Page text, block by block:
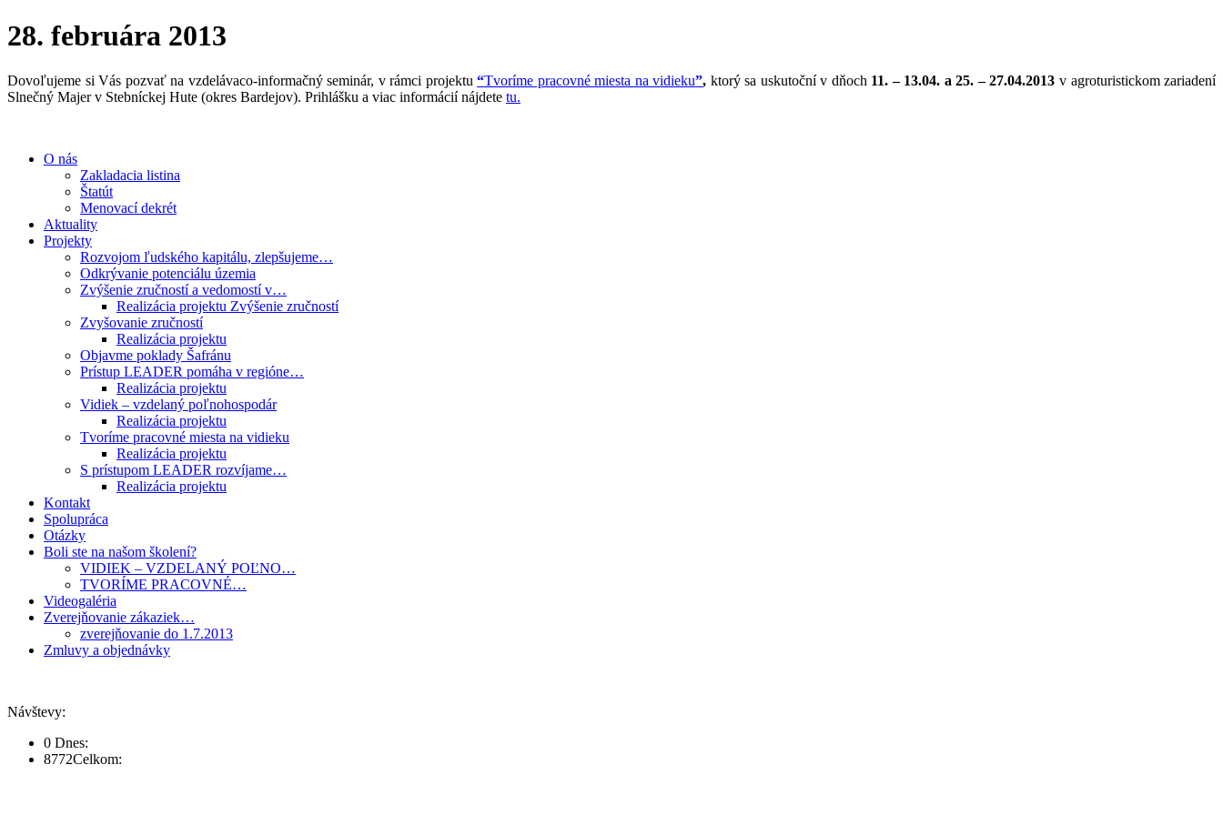
28. februára 2013
Dovoľujeme si Vás pozvať na vzdelávaco-informačný seminár, v rámci projektu“Tvoríme pracovné miesta na vidieku”, ktorý sa uskutoční v dňoch 11. – 13.04. a 25. – 27.04.2013 v agroturistickom zariadení
Slnečný Majer v Stebníckej Hute (okres Bardejov). Prihlášku a viac informácií nájdete tu.
O nás
Zakladacia listina
Štatút
Menovací dekrét
Aktuality
Projekty
Rozvojom ľudského kapitálu, zlepšujeme…
Odkrývanie potenciálu územia
Zvýšenie zručností a vedomostí v…
Realizácia projektu Zvýšenie zručností
Zvyšovanie zručností
Realizácia projektu
Objavme poklady Šafránu
Prístup LEADER pomáha v regióne…
Realizácia projektu
Vidiek – vzdelaný poľnohospodár
Realizácia projektu
Tvoríme pracovné miesta na vidieku
Realizácia projektu
S prístupom LEADER rozvíjame…
Realizácia projektu
Kontakt
Spolupráca
Otázky
Boli ste na našom školení?
VIDIEK – VZDELANÝ POĽNO…
TVORÍME PRACOVNÉ…
Videogaléria
Zverejňovanie zákaziek…
zverejňovanie do 1.7.2013
Zmluvy a objednávky
Návštevy:
0 Dnes:
8772Celkom: